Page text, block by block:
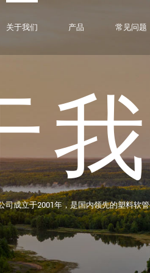
关于我们 产品 常见问题
司成立于2001年，是国内领先的塑料软